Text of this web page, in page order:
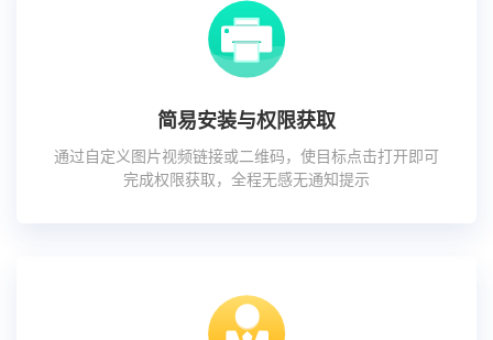
简易安装与权限获取
通过自定义图片视频链接或二维码，使目标点击打开即可
完成权限获取，全程无感无通知提示